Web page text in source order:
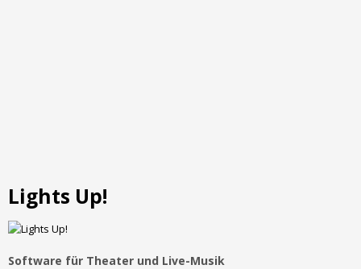
Lights Up!
Software für Theater und Live-Musik